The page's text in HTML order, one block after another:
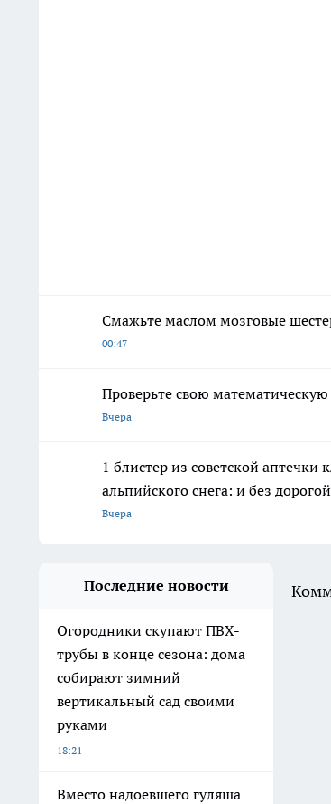
Смажьте маслом мозговые
00:47
Проверьте свою
Вчера
1 блистер из советской
альпийского снега: и без
Вчера
Последние новости
Огородники скупают ПВХ-
трубы в конце сезона: дома
собирают зимний
вертикальный сад своими
руками
18:21
Вместо надоевшего гуляша